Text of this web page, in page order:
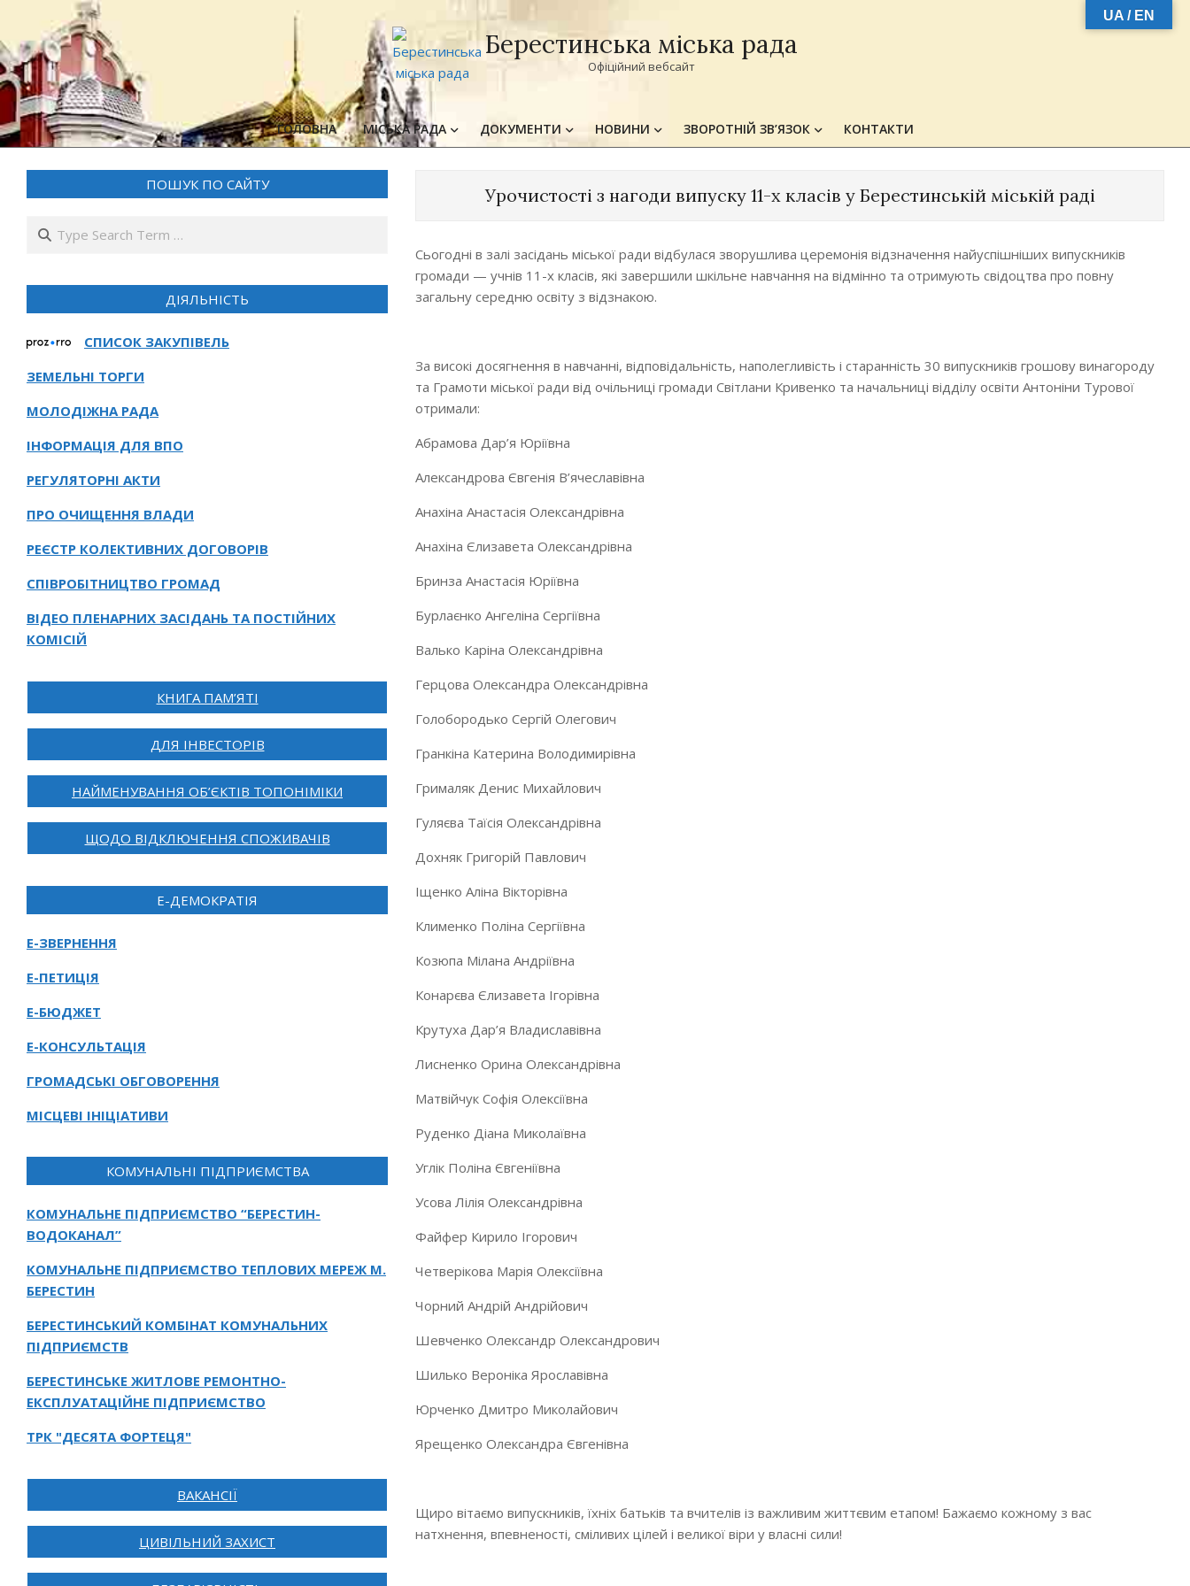
content
Берестинська міська рада
Офіційний вебсайт
Primary
ГОЛОВНА МІСЬКА РАДА ДОКУМЕНТИ НОВИНИ ЗВОРОТНІЙ ЗВ’ЯЗОК КОНТАКТИ
Урочистості з нагоди випуску 11-х класів у Берестинській міській раді
Сьогодні в залі засідань міської ради відбулася зворушлива церемонія відзначення найуспішніших випускників
громади — учнів 11-х класів, які завершили шкільне навчання на відмінно та отримують свідоцтва про повну
загальну середню освіту з відзнакою.
За високі досягнення в навчанні, відповідальність, наполегливість і старанність 30 випускників грошову винагороду
та Грамоти міської ради від очільниці громади Світлани Кривенко та начальниці відділу освіти Антоніни Турової
отримали:
Абрамова Дар’я Юріївна
Александрова Євгенія В’ячеславівна
Анахіна Анастасія Олександрівна
Анахіна Єлизавета Олександрівна
Бринза Анастасія Юріївна
Бурлаєнко Ангеліна Сергіївна
Валько Каріна Олександрівна
Герцова Олександра Олександрівна
Голобородько Сергій Олегович
Гранкіна Катерина Володимирівна
Грималяк Денис Михайлович
Гуляєва Таїсія Олександрівна
Дохняк Григорій Павлович
Іщенко Аліна Вікторівна
Клименко Поліна Сергіївна
Козюпа Мілана Андріївна
Конарєва Єлизавета Ігорівна
Крутуха Дар’я Владиславівна
Лисненко Орина Олександрівна
Матвійчук Софія Олексіївна
Руденко Діана Миколаївна
Углік Поліна Євгеніївна
Усова Лілія Олександрівна
Файфер Кирило Ігорович
Четверікова Марія Олексіївна
Чорний Андрій Андрійович
Шевченко Олександр Олександрович
Шилько Вероніка Ярославівна
Юрченко Дмитро Миколайович
Ярещенко Олександра Євгенівна
Щиро вітаємо випускників, їхніх батьків та вчителів із важливим життєвим етапом! Бажаємо кожному з вас
натхнення, впевненості, сміливих цілей і великої віри у власні сили!
ПОШУК ПО САЙТУ
Search
ДІЯЛЬНІСТЬ
СПИСОК ЗАКУПІВЕЛЬ
ЗЕМЕЛЬНІ ТОРГИ
МОЛОДІЖНА РАДА
ІНФОРМАЦІЯ ДЛЯ ВПО
РЕГУЛЯТОРНІ АКТИ
ПРО ОЧИЩЕННЯ ВЛАДИ
РЕЄСТР КОЛЕКТИВНИХ ДОГОВОРІВ
СПІВРОБІТНИЦТВО ГРОМАД
ВІДЕО ПЛЕНАРНИХ ЗАСІДАНЬ ТА ПОСТІЙНИХ
КОМІСІЙ
КНИГА ПАМ’ЯТІ
ДЛЯ ІНВЕСТОРІВ
НАЙМЕНУВАННЯ ОБ’ЄКТІВ ТОПОНІМІКИ
ЩОДО ВІДКЛЮЧЕННЯ СПОЖИВАЧІВ
Е-ДЕМОКРАТІЯ
Е-ЗВЕРНЕННЯ
Е-ПЕТИЦІЯ
Е-БЮДЖЕТ
Е-КОНСУЛЬТАЦІЯ
ГРОМАДСЬКІ ОБГОВОРЕННЯ
МІСЦЕВІ ІНІЦІАТИВИ
КОМУНАЛЬНІ ПІДПРИЄМСТВА
КОМУНАЛЬНЕ ПІДПРИЄМСТВО “БЕРЕСТИН-
ВОДОКАНАЛ”
КОМУНАЛЬНЕ ПІДПРИЄМСТВО ТЕПЛОВИХ МЕРЕЖ М.
БЕРЕСТИН
БЕРЕСТИНСЬКИЙ КОМБІНАТ КОМУНАЛЬНИХ
ПІДПРИЄМСТВ
БЕРЕСТИНСЬКЕ ЖИТЛОВЕ РЕМОНТНО-
ЕКСПЛУАТАЦІЙНЕ ПІДПРИЄМСТВО
ТРК "ДЕСЯТА ФОРТЕЦЯ"
ВАКАНСІЇ
ЦИВІЛЬНИЙ ЗАХИСТ
UA / EN